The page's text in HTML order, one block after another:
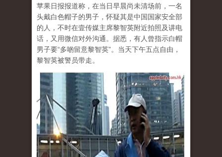
苹果日报报道称，在当日早晨尚未清场前，一名
头戴白色帽子的男子，怀疑其是中国国家安全部
的人，不时在壹传媒主席黎智英附近拍照及讲电
话，又用微信对外沟通。据悉，有人曾指示白帽
男子要“多啲留意黎智英”。当天下午五点自由，
黎智英被警员带走。